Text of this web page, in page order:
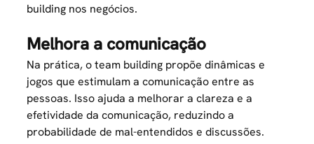
building nos negócios.
Melhora a comunicação
Na prática, o team building propõe dinâmicas e
jogos que estimulam a comunicação entre as
pessoas. Isso ajuda a melhorar a clareza e a
efetividade da comunicação, reduzindo a
probabilidade de mal-entendidos e discussões.